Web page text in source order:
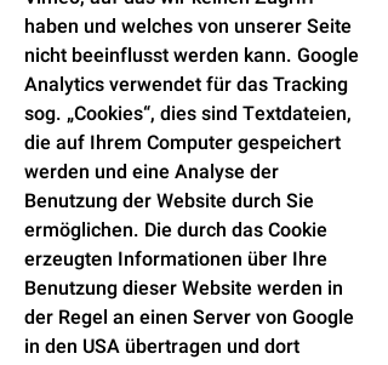
haben und welches von unserer Seite
nicht beeinflusst werden kann. Google
Analytics verwendet für das Tracking
sog. „Cookies“, dies sind Textdateien,
die auf Ihrem Computer gespeichert
werden und eine Analyse der
Benutzung der Website durch Sie
ermöglichen. Die durch das Cookie
erzeugten Informationen über Ihre
Benutzung dieser Website werden in
der Regel an einen Server von Google
in den USA übertragen und dort